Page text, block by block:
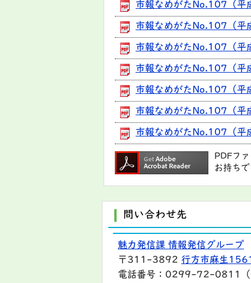
市報なめがたNo.107（
市報なめがたNo.107（
市報なめがたNo.107（平
市報なめがたNo.107（
市報なめがたNo.107（平
市報なめがたNo.107（平
市報なめがたNo.107（
PDFフ
お持ち
問い合わせ先
魅力発信課 情報発信グループ
〒311-3892 行方市麻生
電話番号：0299-72-0811（